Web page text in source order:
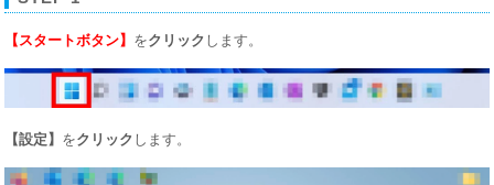
【スタートボタン】 をクリック します。
【設定】 をクリック します。